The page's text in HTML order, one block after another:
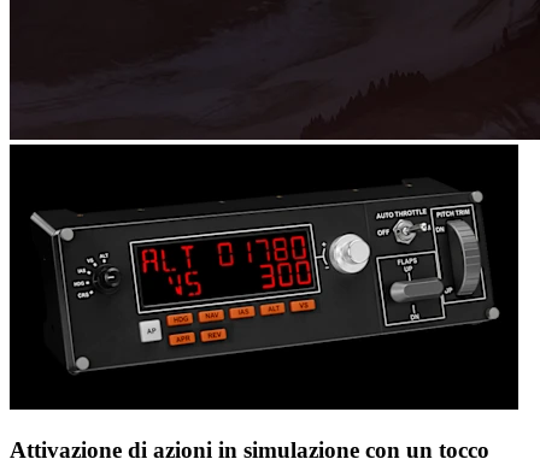
Attivazione di azioni in simulazione con un tocco